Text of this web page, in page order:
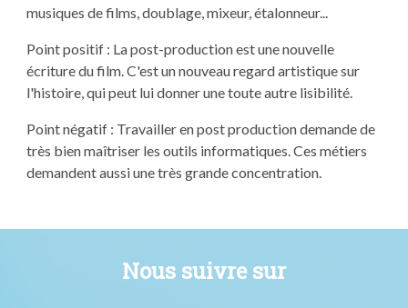
musiques de films, doublage, mixeur, étalonneur...
Point positif : La post-production est une nouvelle
écriture du film. C'est un nouveau regard artistique sur
l'histoire, qui peut lui donner une toute autre lisibilité.
Point négatif : Travailler en post production demande de
très bien maîtriser les outils informatiques. Ces métiers
demandent aussi une très grande concentration.
Nous suivre sur